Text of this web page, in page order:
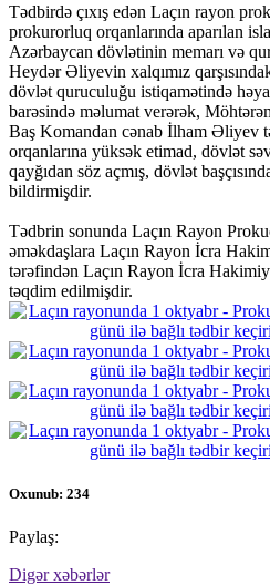
Tədbirdə çıxış edən Laçın rayon
prokurorluq orqanlarında aparılan
Azərbaycan dövlətinin memarı və
Heydər Əliyevin xalqımız
dövlət quruculuğu istiqamətində
barəsində məlumat verərək,
Baş Komandan cənab İlham Əliyev
orqanlarına yüksək etimad, dövlət
qayğıdan söz açmış, dövlət
bildirmişdir.
Tədbrin sonunda Laçın Rayon
əməkdaşlara Laçın Rayon İcra
tərəfindən Laçın Rayon İcra
təqdim edilmişdir.
Oxunub: 234
Paylaş:
Digər xəbərlər